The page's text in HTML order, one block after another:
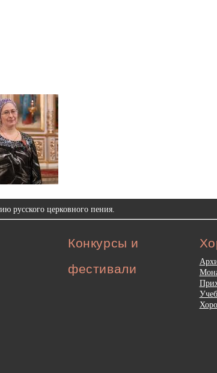
русского церковного пения.
Конкурсы и
фестивали